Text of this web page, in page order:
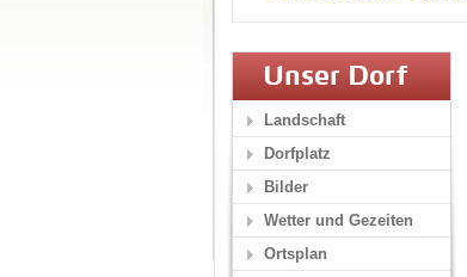
Unser Dorf
Landschaft
Dorfplatz
Bilder
Wetter und Gezeiten
Ortsplan